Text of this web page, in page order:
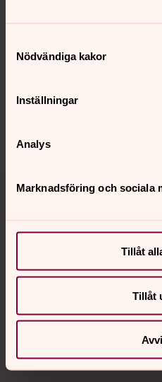
Nödvändiga kakor
Inställningar
Analys
Marknadsföring och sociala
Tillåt
Tillåt
Senast ändrad 25 juni 2026
innehåll?
Dela
Hitta snabbt